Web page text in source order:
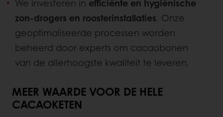
We investeren in efficiënte en hygiënische
zon-drogers en roosterinstallaties. Onze
geoptimaliseerde processen worden
beheerd door experts om cacaobonen
van de allerhoogste kwaliteit te leveren.
MEER WAARDE VOOR DE HELE
CACAOKETEN